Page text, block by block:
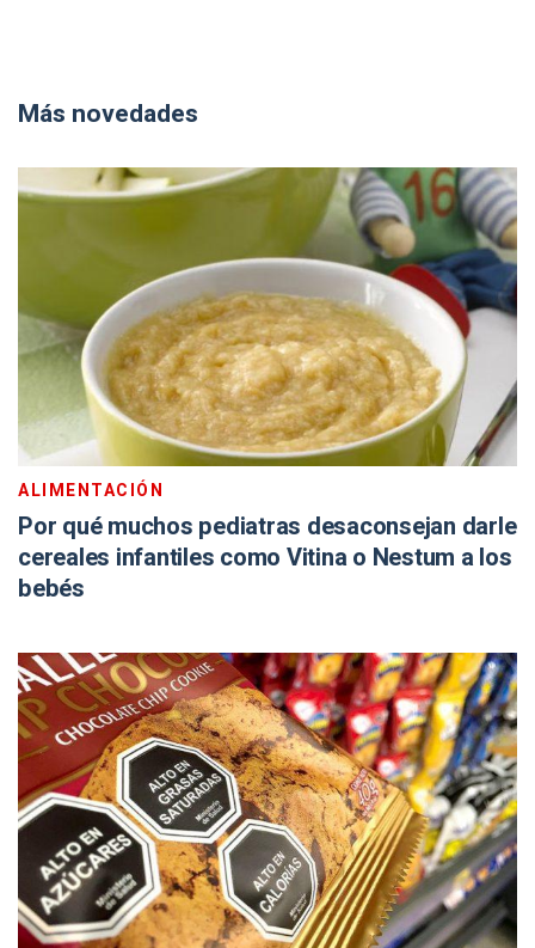
Más novedades
ALIMENTACIÓN
Por qué muchos pediatras desaconsejan darle
cereales infantiles como Vitina o Nestum a los
bebés